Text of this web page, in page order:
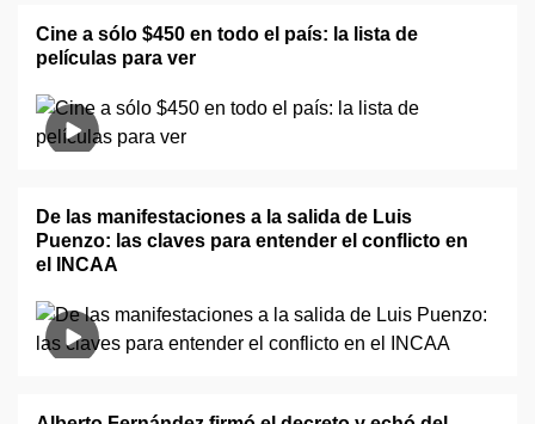
Cine a sólo $450 en todo el país: la lista de
películas para ver
De las manifestaciones a la salida de Luis
Puenzo: las claves para entender el conflicto en
el INCAA